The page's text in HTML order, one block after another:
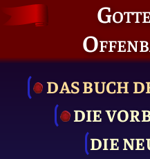
DAS BUCH
DIE
DIE